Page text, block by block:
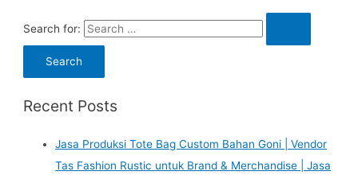
Search for:
Recent Posts
Jasa Produksi Tote Bag Custom Bahan Goni | Vendor
Tas Fashion Rustic untuk Brand & Merchandise | Jasa